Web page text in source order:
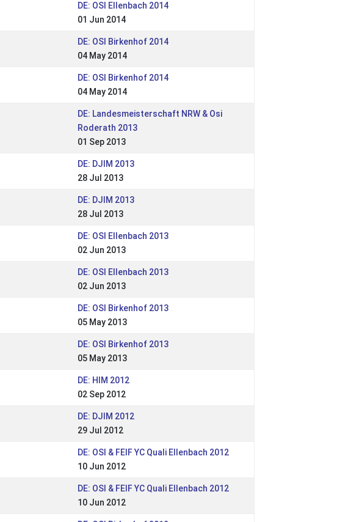
DE: OSI Ellenbach 2014
01 Jun 2014
DE: OSI Birkenhof 2014
04 May 2014
DE: OSI Birkenhof 2014
04 May 2014
DE: Landesmeisterschaft NRW & Osi
Roderath 2013
01 Sep 2013
DE: DJIM 2013
28 Jul 2013
DE: DJIM 2013
28 Jul 2013
DE: OSI Ellenbach 2013
02 Jun 2013
DE: OSI Ellenbach 2013
02 Jun 2013
DE: OSI Birkenhof 2013
05 May 2013
DE: OSI Birkenhof 2013
05 May 2013
DE: HIM 2012
02 Sep 2012
DE: DJIM 2012
29 Jul 2012
DE: OSI & FEIF YC Quali Ellenbach 2012
10 Jun 2012
DE: OSI & FEIF YC Quali Ellenbach 2012
10 Jun 2012